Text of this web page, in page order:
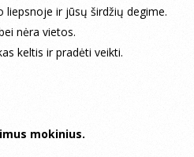
liepsnoje ir jūsų širdžių degime.
nėra vietos.
keltis ir pradėti veikti.
mokinius.